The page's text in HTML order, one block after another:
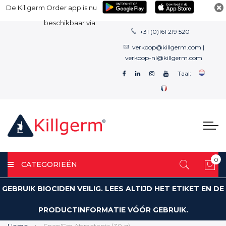
De Killgerm Order app is nu
beschikbaar via:
+31 (0)161 219 520
verkoop@killgerm.com |
verkoop-nl@killgerm.com
Taal:
CATEGORIEËN
0
GEBRUIK BIOCIDEN VEILIG. LEES ALTIJD HET ETIKET EN DE
PRODUCTINFORMATIE VÓÓR GEBRUIK.